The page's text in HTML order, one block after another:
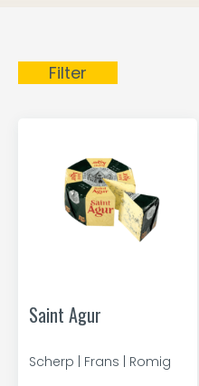
Filter
Saint Agur
Scherp | Frans | Romig